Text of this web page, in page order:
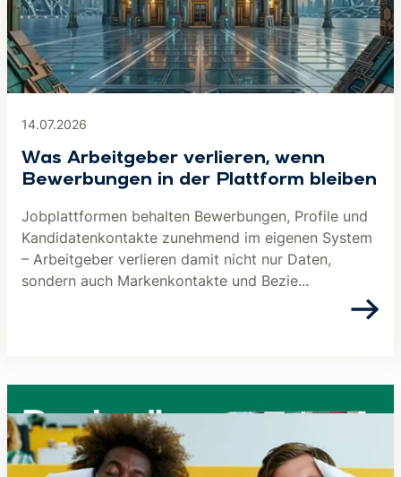
14.07.2026
Was Arbeitgeber verlieren, wenn
Bewerbungen in der Plattform bleiben
Jobplattformen behalten Bewerbungen, Profile und
Kandidatenkontakte zunehmend im eigenen System
– Arbeitgeber verlieren damit nicht nur Daten,
sondern auch Markenkontakte und Bezie...